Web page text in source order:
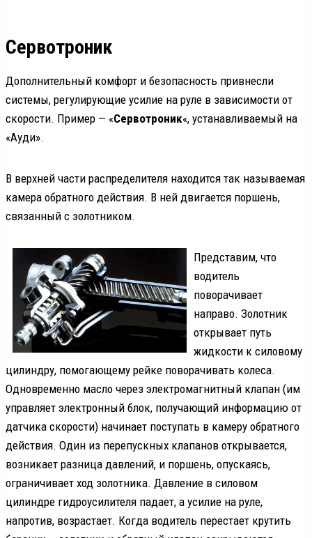
Сервотроник
Дополнительный комфорт и безопасность привнесли
системы, регулирующие усилие на руле в зависимости от
скорости. Пример — «Сервотроник«, устанавливаемый на
«Ауди».
В верхней части распределителя находится так называемая
камера обратного действия. В ней двигается поршень,
связанный с золотником.
Представим, что
водитель
поворачивает
направо. Золотник
открывает путь
жидкости к силовому
цилиндру, помогающему рейке поворачивать колеса.
Одновременно масло через электромагнитный клапан (им
управляет электронный блок, получающий информацию от
датчика скорости) начинает поступать в камеру обратного
действия. Один из перепускных клапанов открывается,
возникает разница давлений, и поршень, опускаясь,
ограничивает ход золотника. Давление в силовом
цилиндре гидроусилителя падает, а усилие на руле,
напротив, возрастает. Когда водитель перестает крутить